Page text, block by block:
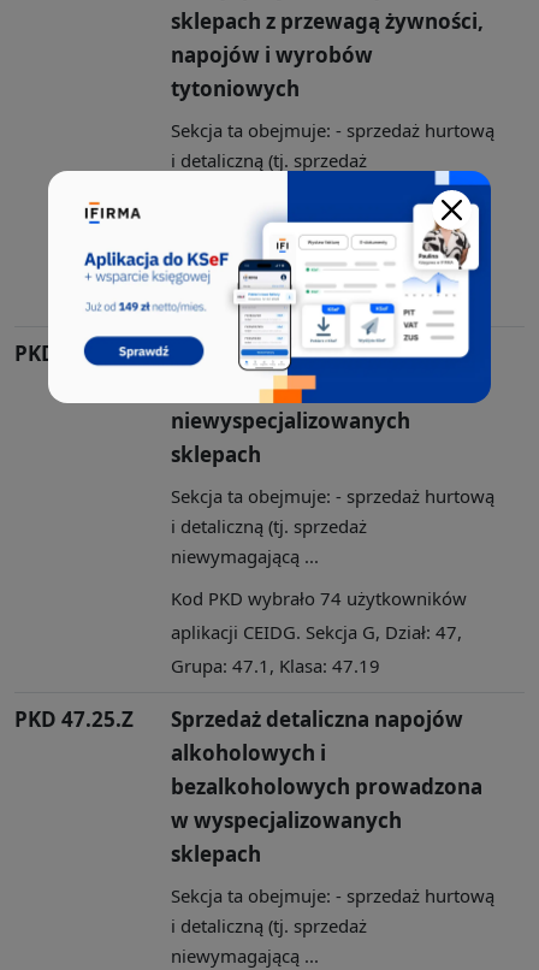
sklepach z przewagą żywności,
napojów i wyrobów
tytoniowych
Sekcja ta obejmuje: - sprzedaż hurtową
i detaliczną (tj. sprzedaż
Kod PKD wybrało 80 użytkowników
aplikacji CEIDG. Sekcja G, Dział: 47,
Grupa: 47.1, Klasa: 47.11
PKD 47.19.Z
Pozostała sprzedaż detaliczna
prowadzona w
niewyspecjalizowanych
sklepach
Sekcja ta obejmuje: - sprzedaż hurtową
i detaliczną (tj. sprzedaż
niewymagającą ...
Kod PKD wybrało 74 użytkowników
aplikacji CEIDG. Sekcja G, Dział: 47,
Grupa: 47.1, Klasa: 47.19
PKD 47.25.Z
Sprzedaż detaliczna napojów
alkoholowych i
bezalkoholowych prowadzona
w wyspecjalizowanych
sklepach
Sekcja ta obejmuje: - sprzedaż hurtową
i detaliczną (tj. sprzedaż
niewymagającą ...